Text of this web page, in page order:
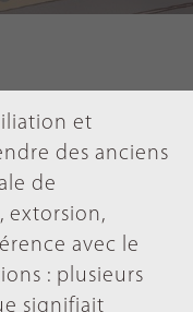
et
des anciens
de
extorsion,
avec le
: plusieurs
signifiait